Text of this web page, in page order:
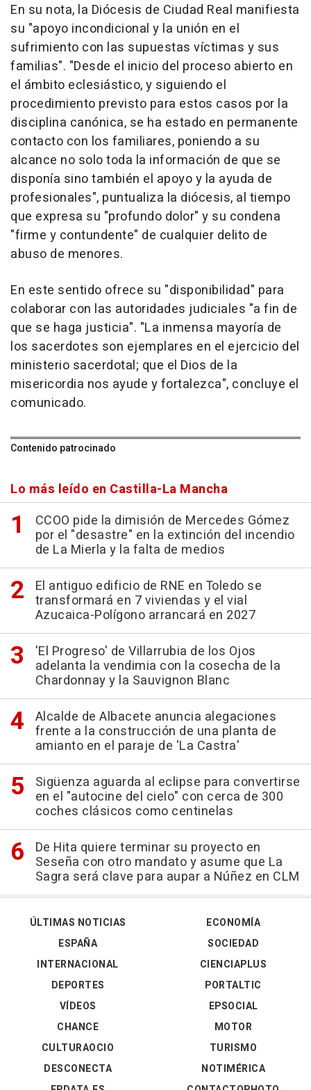
En su nota, la Diócesis de Ciudad Real manifiesta
su "apoyo incondicional y la unión en el
sufrimiento con las supuestas víctimas y sus
familias". "Desde el inicio del proceso abierto en
el ámbito eclesiástico, y siguiendo el
procedimiento previsto para estos casos por la
disciplina canónica, se ha estado en permanente
contacto con los familiares, poniendo a su
alcance no solo toda la información de que se
disponía sino también el apoyo y la ayuda de
profesionales", puntualiza la diócesis, al tiempo
que expresa su "profundo dolor" y su condena
"firme y contundente" de cualquier delito de
abuso de menores.
En este sentido ofrece su "disponibilidad" para
colaborar con las autoridades judiciales "a fin de
que se haga justicia". "La inmensa mayoría de
los sacerdotes son ejemplares en el ejercicio del
ministerio sacerdotal; que el Dios de la
misericordia nos ayude y fortalezca", concluye el
comunicado.
Contenido patrocinado
Lo más leído en Castilla-La Mancha
CCOO pide la dimisión de Mercedes Gómez
por el "desastre" en la extinción del incendio
de La Mierla y la falta de medios
El antiguo edificio de RNE en Toledo se
transformará en 7 viviendas y el vial
Azucaica-Polígono arrancará en 2027
'El Progreso' de Villarrubia de los Ojos
adelanta la vendimia con la cosecha de la
Chardonnay y la Sauvignon Blanc
Alcalde de Albacete anuncia alegaciones
frente a la construcción de una planta de
amianto en el paraje de 'La Castra'
Sigüenza aguarda al eclipse para convertirse
en el "autocine del cielo" con cerca de 300
coches clásicos como centinelas
De Hita quiere terminar su proyecto en
Seseña con otro mandato y asume que La
Sagra será clave para aupar a Núñez en CLM
ÚLTIMAS NOTICIAS
ESPAÑA
INTERNACIONAL
DEPORTES
VÍDEOS
ECONOMÍA
SOCIEDAD
CIENCIAPLUS
PORTALTIC
EPSOCIAL
CHANCE
CULTURAOCIO
DESCONECTA
MOTOR
TURISMO
NOTIMÉRICA